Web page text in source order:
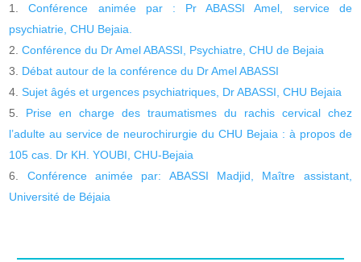
Conférence animée par : Pr ABASSI Amel, service de
psychiatrie, CHU Bejaia.
Conférence du Dr Amel ABASSI, Psychiatre, CHU de Bejaia
Débat autour de la conférence du Dr Amel ABASSI
Sujet âgés et urgences psychiatriques, Dr ABASSI, CHU Bejaia
Prise en charge des traumatismes du rachis cervical chez
l’adulte au service de neurochirurgie du CHU Bejaia : à propos de
105 cas. Dr KH. YOUBI, CHU-Bejaia
Conférence animée par: ABASSI Madjid, Maître assistant,
Université de Béjaia